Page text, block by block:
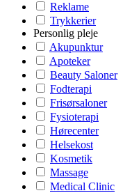
Reklame
Trykkerier
Personlig pleje
Akupunktur
Apoteker
Beauty Saloner
Fodterapi
Frisørsaloner
Fysioterapi
Hørecenter
Helsekost
Kosmetik
Massage
Medical Clinic